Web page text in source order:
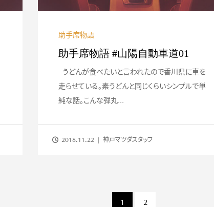
助手席物語
助手席物語 #山陽自動車道01
うどんが食べたいと言われたので香川県に車を
走らせている。素うどんと同じくらいシンプルで単
純な話。こんな弾丸...
2018.11.22 神戸マツダスタッフ
1 2